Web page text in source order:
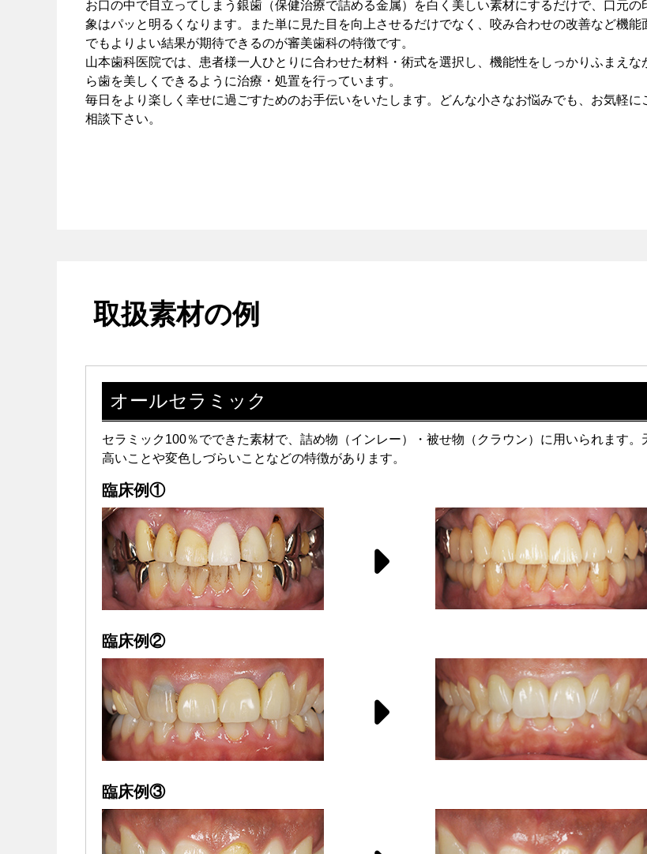
お口の中で目立ってしまう銀歯（保健治療で詰める金属）を白く美しい素材にするだけで、口元の
象はパッと明るくなります。また単に見た目を向上させるだけでなく、咬み合わせの改善など機能
でもよりよい結果が期待できるのが審美歯科の特徴です。
山本歯科医院では、患者様一人ひとりに合わせた材料・術式を選択し、機能性をしっかりふまえな
ら歯を美しくできるように治療・処置を行っています。
毎日をより楽しく幸せに過ごすためのお手伝いをいたします。どんな小さなお悩みでも、お気軽に
相談下さい。
取扱素材の例
オールセラミック
セラミック100％でできた素材で、詰め物（インレー）・被せ物（クラウン）に用いられます
高いことや変色しづらいことなどの特徴があります。
臨床例①
臨床例②
臨床例③